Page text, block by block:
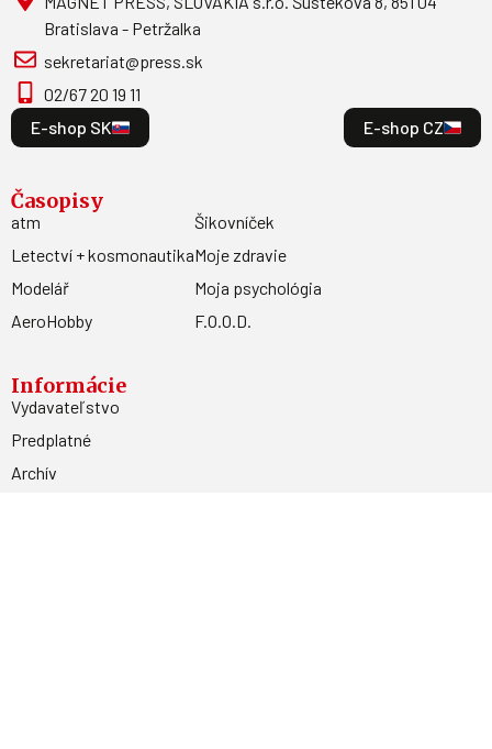
Bratislava - Petržalka
sekretariat@press.sk
02/67 20 19 11
E-shop SK
E-shop CZ
Časopisy
atm
Letectví + kosmonautika
Modelář
AeroHobby
Šikovníček
Moje zdravie
Moja psychológia
F.O.O.D.
Informácie
Vydavateľstvo
Predplatné
Archív